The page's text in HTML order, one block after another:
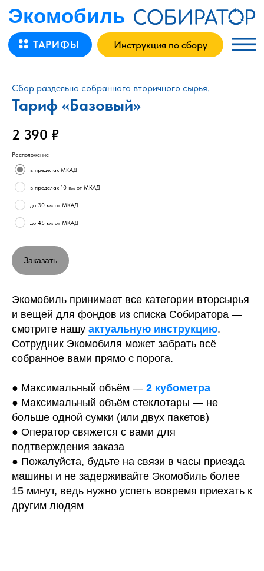
Инструкция по сбору
Экомобиль
ТАРИФЫ
Экомобиль – тариф Базовый
Сбор раздельно собранного вторичного сырья.
Тариф «Базовый»
2 390 ₽
Расположение
в пределах МКАД
в пределах 10 км от МКАД
до 30 км от МКАД
до 45 км от МКАД
Заказать
Экомобиль принимает все категории вторсырья
и вещей для фондов из списка Собиратора —
смотрите нашу актуальную инструкцию.
Сотрудник Экомобиля может забрать всё
собранное вами прямо с порога.
● Максимальный объём — 2 кубометра
● Максимальный объём стеклотары — не
больше одной сумки (или двух пакетов)
● Оператор свяжется с вами для
подтверждения заказа
● Пожалуйста, будьте на связи в часы приезда
машины и не задерживайте Экомобиль более
15 минут, ведь нужно успеть вовремя приехать к
другим людям
+7 (495) 101-23-23
info@sobirator.ru